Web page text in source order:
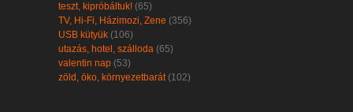
teszt, kipróbáltuk! (65)
TV, Hi-Fi, Házimozi, Zene (356)
USB kütyük (106)
utazás, hotel, szálloda (65)
valentin nap (53)
zöld, öko, környezetbarát(102)